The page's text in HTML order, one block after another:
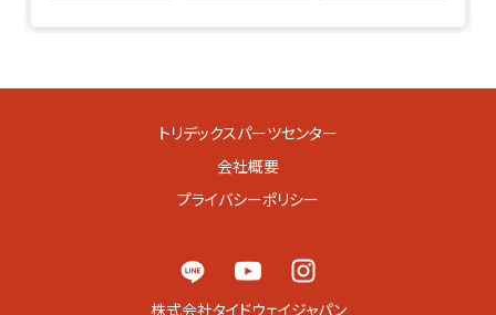
トリデックスパーツセンター
会社概要
プライバシーポリシー
株式会社タイドウェイジャパン